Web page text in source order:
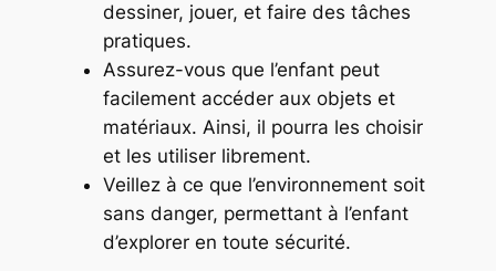
dessiner, jouer, et faire des tâches
pratiques.
Assurez-vous que l’enfant peut
facilement accéder aux objets et
matériaux. Ainsi, il pourra les choisir
et les utiliser librement.
Veillez à ce que l’environnement soit
sans danger, permettant à l’enfant
d’explorer en toute sécurité.